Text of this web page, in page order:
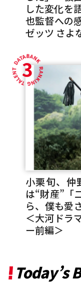
Today’s
した変化を
也監督への
ゼッツ さよ
3
小栗旬、仲
は“財産”「
ら、僕も愛
＜大河ドラ
ー前編＞